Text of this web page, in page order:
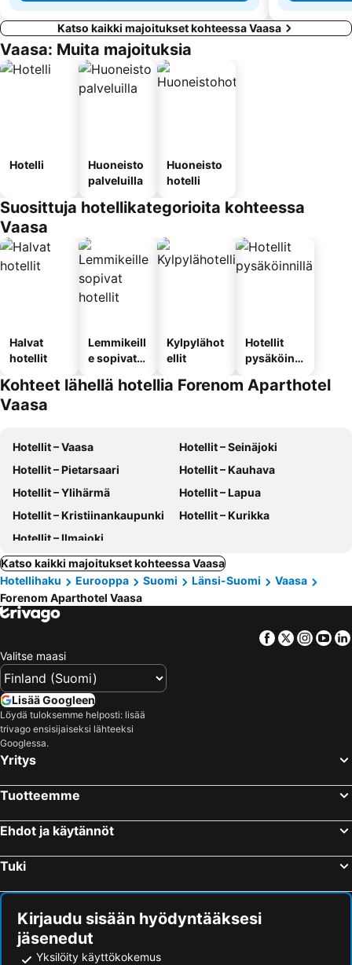
Katso kaikki majoitukset kohteessa Vaasa
Vaasa: Muita majoituksia
Hotelli
Huoneisto
palveluilla
Huoneisto
hotelli
Suosittuja hotellikategorioita kohteessa
Vaasa
Halvat
hotellit
Lemmikeill
e sopivat
Kylpylähot
ellit
Hotellit
pysäköinni
Kohteet lähellä hotellia Forenom Aparthotel
Vaasa
Hotellit – Vaasa
Hotellit – Seinäjoki
Hotellit – Pietarsaari
Hotellit – Kauhava
Hotellit – Ylihärmä
Hotellit – Lapua
Hotellit – Kristiinankaupunki
Hotellit – Kurikka
Hotellit – Ilmajoki
Katso kaikki majoitukset kohteessa Vaasa
Hotellihaku
Eurooppa Suomi Länsi-Suomi
Vaasa
Forenom Aparthotel Vaasa
Facebook
Twitter
Valitse maasi
Lisää Googleen
Löydä tuloksemme helposti: lisää
trivago ensisijaiseksi lähteeksi
Googlessa.
Yritys
Tuotteemme
Ehdot ja käytännöt
Tuki
Kirjaudu sisään hyödyntääksesi
jäsenedut
Yksilöity käyttökokemus